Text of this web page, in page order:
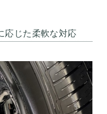
応じた柔軟な対応